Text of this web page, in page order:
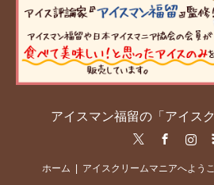
アイスマン福留の「アイス
RSS
ホーム アイスクリームマニアへよう